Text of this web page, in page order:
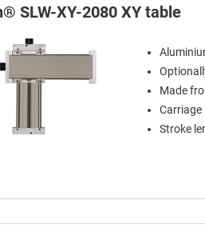
SLW-XY-2080 XY table
Made
Carriage
Stroke